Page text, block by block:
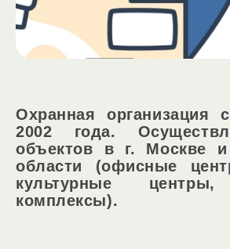
Охранная организация
2002 года.
объектов в г. Москве и
области (офисные
культурные центры,
комплексы).